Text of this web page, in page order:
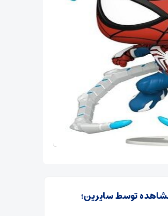
توسط سایرین؛